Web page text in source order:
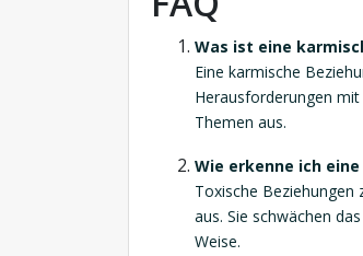
Was ist eine
Eine karmische
Herausforderungen
Themen aus.
Wie erkenne ich
Toxische Beziehungen
aus. Sie schwächen
Weise.